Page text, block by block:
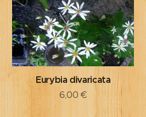
Eurybia divaricata
6,00 €